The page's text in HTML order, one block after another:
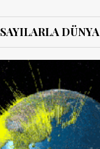
SAYILARLA DÜNYA